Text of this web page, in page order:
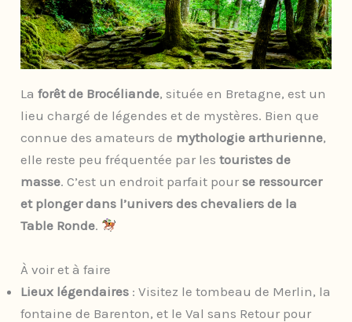
La forêt de Brocéliande, située en Bretagne, est un
lieu chargé de légendes et de mystères. Bien que
connue des amateurs de mythologie arthurienne,
elle reste peu fréquentée par les touristes de
masse. C’est un endroit parfait pour se ressourcer
et plonger dans l’univers des chevaliers de la
Table Ronde.
À voir et à faire
Lieux légendaires : Visitez le tombeau de Merlin, la
fontaine de Barenton, et le Val sans Retour pour